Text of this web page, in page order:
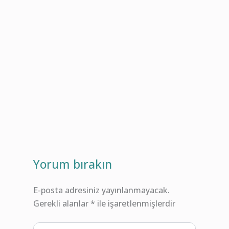
Yorum bırakın
E-posta adresiniz yayınlanmayacak.
Gerekli alanlar* ile işaretlenmişlerdir
Buraya